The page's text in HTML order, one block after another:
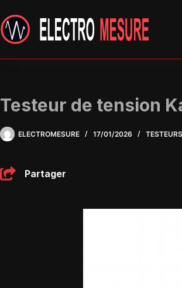
au
contenu
Testeur de tension
ELECTROMESURE 17/01/2026
Partager